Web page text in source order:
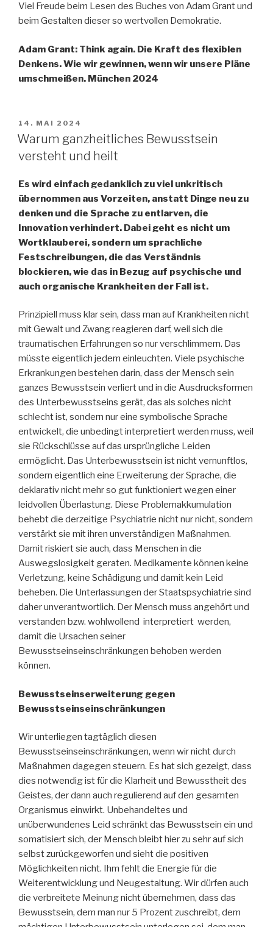
Viel Freude beim Lesen des Buches von Adam Grant und
beim Gestalten dieser so wertvollen Demokratie.
Adam Grant: Think again. Die Kraft des flexiblen
Denkens. Wie wir gewinnen, wenn wir unsere Pläne
umschmeißen. München 2024
VERÖFFENTLICHT
AM
14. MAI 2024
Warum ganzheitliches Bewusstsein
versteht und heilt
Es wird einfach gedanklich zu viel unkritisch
übernommen aus Vorzeiten, anstatt Dinge neu zu
denken und die Sprache zu entlarven, die
Innovation verhindert. Dabei geht es nicht um
Wortklauberei, sondern um sprachliche
Festschreibungen, die das Verständnis
blockieren, wie das in Bezug auf psychische und
auch organische Krankheiten der Fall ist.
Prinzipiell muss klar sein, dass man auf Krankheiten nicht
mit Gewalt und Zwang reagieren darf, weil sich die
traumatischen Erfahrungen so nur verschlimmern. Das
müsste eigentlich jedem einleuchten. Viele psychische
Erkrankungen bestehen darin, dass der Mensch sein
ganzes Bewusstsein verliert und in die Ausdrucksformen
des Unterbewusstseins gerät, das als solches nicht
schlecht ist, sondern nur eine symbolische Sprache
entwickelt, die unbedingt interpretiert werden muss, weil
sie Rückschlüsse auf das ursprüngliche Leiden
ermöglicht. Das Unterbewusstsein ist nicht vernunftlos,
sondern eigentlich eine Erweiterung der Sprache, die
deklarativ nicht mehr so gut funktioniert wegen einer
leidvollen Überlastung. Diese Problemakkumulation
behebt die derzeitige Psychiatrie nicht nur nicht, sondern
verstärkt sie mit ihren unverständigen Maßnahmen.
Damit riskiert sie auch, dass Menschen in die
Auswegslosigkeit geraten. Medikamente können keine
Verletzung, keine Schädigung und damit kein Leid
beheben. Die Unterlassungen der Staatspsychiatrie sind
daher unverantwortlich. Der Mensch muss angehört und
verstanden bzw. wohlwollend interpretiert werden,
damit die Ursachen seiner
Bewusstseinseinschränkungen behoben werden
können.
Bewusstseinserweiterung gegen
Bewusstseinseinschränkungen
Wir unterliegen tagtäglich diesen
Bewusstseinseinschränkungen, wenn wir nicht durch
Maßnahmen dagegen steuern. Es hat sich gezeigt, dass
dies notwendig ist für die Klarheit und Bewusstheit des
Geistes, der dann auch regulierend auf den gesamten
Organismus einwirkt. Unbehandeltes und
unüberwundenes Leid schränkt das Bewusstsein ein und
somatisiert sich, der Mensch bleibt hier zu sehr auf sich
selbst zurückgeworfen und sieht die positiven
Möglichkeiten nicht. Ihm fehlt die Energie für die
Weiterentwicklung und Neugestaltung. Wir dürfen auch
die verbreitete Meinung nicht übernehmen, dass das
Bewusstsein, dem man nur 5 Prozent zuschreibt, dem